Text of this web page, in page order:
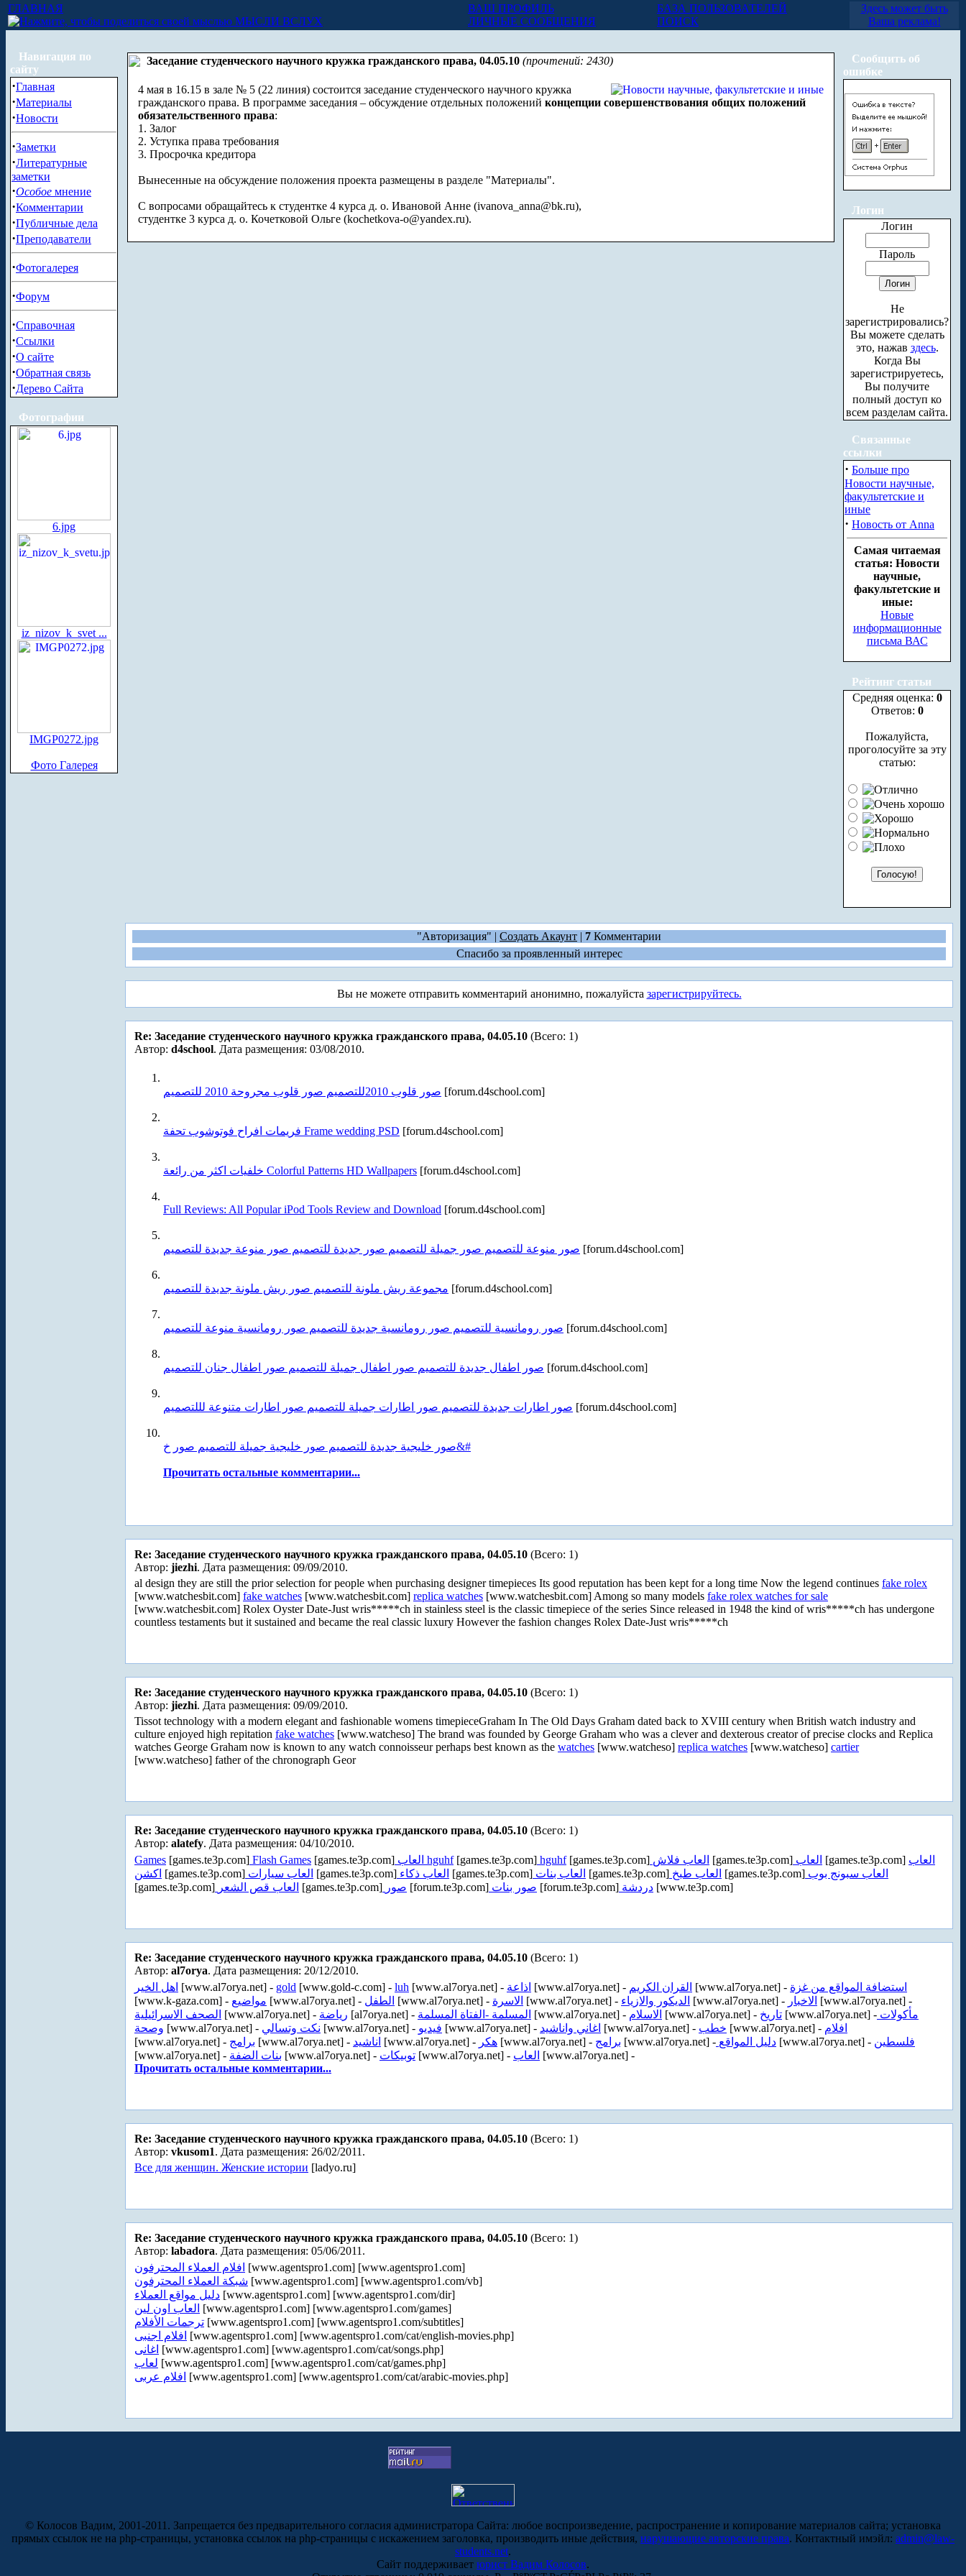
ГЛАВНАЯ
МЫСЛИ ВСЛУХ
ВАШ ПРОФИЛЬ
ЛИЧНЫЕ СООБЩЕНИЯ
БАЗА ПОЛЬЗОВАТЕЛЕЙ
ПОИСК
Здесь может быть
Ваша реклама!
Навигация по
сайту
·Главная
·Материалы
·Новости
·Заметки
·Литературные
заметки
·Особое мнение
·Комментарии
·Публичные дела
·Преподаватели
·Фотогалерея
·Форум
·Справочная
·Ссылки
·О сайте
·Обратная связь
·Дерево Сайта
Фотографии
6.jpg
iz_nizov_k_svet ...
IMGP0272.jpg
Фото Галерея
Заседание студенческого научного кружка гражданского права, 04.05.10 (прочтений: 2430)
4 мая в 16.15 в зале № 5 (22 линия) состоится заседание студенческого научного кружка
гражданского права. В программе заседания – обсуждение отдельных положений концепции совершенствования общих положений
обязательственного права:
1. Залог
2. Уступка права требования
3. Просрочка кредитора
Вынесенные на обсуждение положения проекта размещены в разделе "Материалы".
С вопросами обращайтесь к студентке 4 курса д. о. Ивановой Анне (ivanova_anna@bk.ru),
студентке 3 курса д. о. Кочетковой Ольге (kochetkova-o@yandex.ru).
Сообщить об
ошибке
Логин
Логин
Пароль
Не
зарегистрировались?
Вы можете сделать
это, нажав здесь.
Когда Вы
зарегистрируетесь,
Вы получите
полный доступ ко
всем разделам сайта.
Связанные
ссылки
· Больше про
Новости научные,
факультетские и
иные
· Новость от Anna
Самая читаемая
статья: Новости
научные,
факультетские и
иные:
Новые
информационные
письма ВАС
Рейтинг статьи
Средняя оценка: 0
Ответов: 0
Пожалуйста,
проголосуйте за эту
статью:
"Авторизация" | Создать Акаунт | 7 Комментарии
Спасибо за проявленный интерес
Вы не можете отправить комментарий анонимно, пожалуйста зарегистрируйтесь.
Re: Заседание студенческого научного кружка гражданского права, 04.05.10 (Всего: 1)
Автор: d4school. Дата размещения: 03/08/2010.
صور قلوب 2010للتصميم صور قلوب مجروحة 2010 للتصميم [forum.d4school.com]
فريمات افراح فوتوشوب تحفة Frame wedding PSD [forum.d4school.com]
خلفيات اكثر من رائعة Colorful Patterns HD Wallpapers [forum.d4school.com]
Full Reviews: All Popular iPod Tools Review and Download [forum.d4school.com]
صور منوعة للتصميم صور جميلة للتصميم صور جديدة للتصميم صور منوعة جديدة للتصميم [forum.d4school.com]
مجموعة ريش ملونة للتصميم صور ريش ملونة جديدة للتصميم [forum.d4school.com]
صور رومانسية للتصميم صور رومانسية جديدة للتصميم صور رومانسية منوعة للتصميم [forum.d4school.com]
صور اطفال جديدة للتصميم صور اطفال جميلة للتصميم صور اطفال جنان للتصميم [forum.d4school.com]
صور اطارات جديدة للتصميم صور اطارات جميلة للتصميم صور اطارات متنوعة لللتصميم [forum.d4school.com]
صور خليجية جديدة للتصميم صور خليجية جميلة للتصميم صور خ&#
Прочитать остальные комментарии...
Re: Заседание студенческого научного кружка гражданского права, 04.05.10 (Всего: 1)
Автор: jiezhi. Дата размещения: 09/09/2010.
al design they are still the prior selection for people when purchasing designer timepieces Its good reputation has been kept for a long time Now the legend continues fake rolex
[www.watchesbit.com] fake watches [www.watchesbit.com] replica watches [www.watchesbit.com] Among so many models fake rolex watches for sale
[www.watchesbit.com] Rolex Oyster Date-Just wris*****ch in stainless steel is the classic timepiece of the series Since released in 1948 the kind of wris*****ch has undergone
countless testaments but it sustained and became the real classic luxury However the fashion changes Rolex Date-Just wris*****ch
Re: Заседание студенческого научного кружка гражданского права, 04.05.10 (Всего: 1)
Автор: jiezhi. Дата размещения: 09/09/2010.
Tissot technology with a modern elegant and fashionable womens timepieceGraham In The Old Days Graham dated back to XVIII century when British watch industry and
culture enjoyed high repitation fake watches [www.watcheso] The brand was founded by George Graham who was a clever and dexterous creator of precise clocks and Replica
watches George Graham now is known to any watch connoisseur perhaps best known as the watches [www.watcheso] replica watches [www.watcheso] cartier
[www.watcheso] father of the chronograph Geor
Re: Заседание студенческого научного кружка гражданского права, 04.05.10 (Всего: 1)
Автор: alatefy. Дата размещения: 04/10/2010.
Games [games.te3p.com] Flash Games [games.te3p.com] العاب hguhf[games.te3p.com] hguhf[games.te3p.com] العاب فلاش [games.te3p.com] العاب [games.te3p.com] العاب
اكشن [games.te3p.com] العاب سيارات [games.te3p.com] العاب ذكاء [games.te3p.com] العاب بنات [games.te3p.com] العاب طبخ [games.te3p.com] العاب سبونج بوب
[games.te3p.com] العاب قص الشعر [games.te3p.com] صور [forum.te3p.com] صور بنات [forum.te3p.com] دردشة [www.te3p.com]
Re: Заседание студенческого научного кружка гражданского права, 04.05.10 (Всего: 1)
Автор: al7orya. Дата размещения: 20/12/2010.
اهل الخير [www.al7orya.net] - gold [www.gold-c.com] - luh [www.al7orya.net] - اذاعة [www.al7orya.net] - القران الكريم [www.al7orya.net] - استضافة المواقع من غزة
[www.k-gaza.com] - مواضيع [www.al7orya.net] - الطفل [www.al7orya.net] - الاسرة [www.al7orya.net] - الديكور والازياء [www.al7orya.net] - الاخبار [www.al7orya.net] -
الصحف الاسرائيلية [www.al7orya.net] - رياضة [al7orya.net] - المسلمة -الفتاة المسلمة [www.al7orya.net] - الاسلام [www.al7orya.net] - تاريخ [www.al7orya.net] -
وصحة [www.al7orya.net] - نكت وتسالي [www.al7orya.net] - فيديو [www.al7orya.net] - اغاني واناشيد [www.al7orya.net] - خطب [www.al7orya.net] - افلام
[www.al7orya.net] - برامج [www.al7orya.net] - اناشيد [www.al7orya.net] - هكر [www.al7orya.net] - برامج [www.al7orya.net] - دليل المواقع [www.al7orya.net] - فلسطين
[www.al7orya.net] - بنات الضفة [www.al7orya.net] - توبيكات [www.al7orya.net] - العاب [www.al7orya.net] -
Прочитать остальные комментарии...
Re: Заседание студенческого научного кружка гражданского права, 04.05.10 (Всего: 1)
Автор: vkusom1. Дата размещения: 26/02/2011.
Все для женщин. Женские истории [ladyo.ru]
Re: Заседание студенческого научного кружка гражданского права, 04.05.10 (Всего: 1)
Автор: labadora. Дата размещения: 05/06/2011.
افلام العملاء المحترفون [www.agentspro1.com] [www.agentspro1.com]
شبكة العملاء المحترفون [www.agentspro1.com] [www.agentspro1.com/vb]
دليل مواقع العملاء [www.agentspro1.com] [www.agentspro1.com/dir]
العاب اون لين [www.agentspro1.com] [www.agentspro1.com/games]
ترجمات الأفلام [www.agentspro1.com] [www.agentspro1.com/subtitles]
افلام اجنبى [www.agentspro1.com] [www.agentspro1.com/cat/english-movies.php]
اغانى [www.agentspro1.com] [www.agentspro1.com/cat/songs.php]
لعاب [www.agentspro1.com] [www.agentspro1.com/cat/games.php]
افلام عربى [www.agentspro1.com] [www.agentspro1.com/cat/arabic-movies.php]
© Колосов Вадим, 2001-2011. Запрещается без предварительного согласия администратора Сайта: любое воспроизведение, распространение и копирование материалов сайта; установка
прямых ссылок не на php-страницы, установка ссылок на php-страницы с искажением заголовка, производить иные действия, нарушающие авторские права. Контактный имэйл: admin@law-
students.net.
Сайт поддерживает юрист Вадим Колосов.